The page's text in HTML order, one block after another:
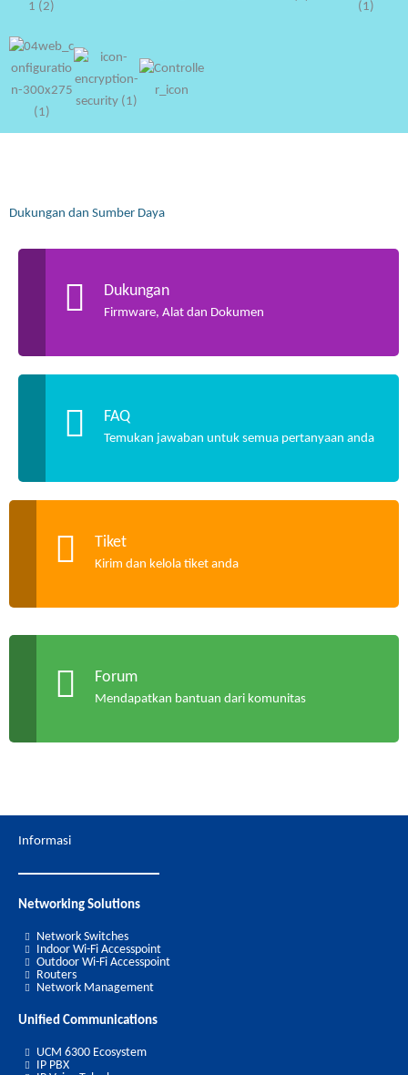
Dukungan dan Sumber Daya
Dukungan
Firmware, Alat dan Dokumen
FAQ
Temukan jawaban untuk semua pertanyaan anda
Tiket
Kirim dan kelola tiket anda
Forum
Mendapatkan bantuan dari komunitas
Informasi
Networking Solutions
Network Switches
Indoor Wi-Fi Accesspoint
Outdoor Wi-Fi Accesspoint
Routers
Network Management
Unified Communications
UCM 6300 Ecosystem
IP PBX